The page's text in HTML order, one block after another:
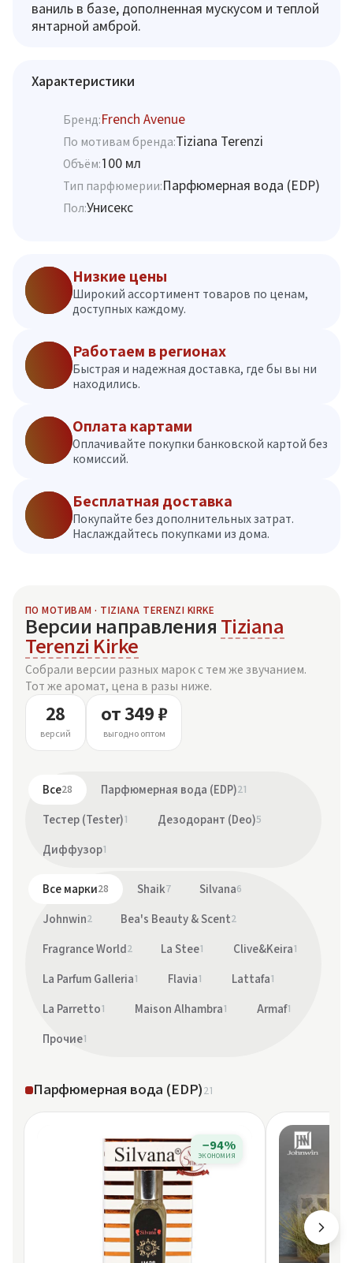
ваниль в базе, дополненная мускусом и теплой
янтарной амброй.
Характеристики
Бренд:French Avenue
По мотивам бренда:Tiziana Terenzi
Объём:100 мл
Тип парфюмерии:Парфюмерная вода (EDP)
Пол:Унисекс
Низкие цены
Широкий ассортимент товаров по ценам,
доступных каждому.
Работаем в регионах
Быстрая и надежная доставка, где бы вы ни
находились.
Оплата картами
Оплачивайте покупки банковской картой без
комиссий.
Бесплатная доставка
Покупайте без дополнительных затрат.
Наслаждайтесь покупками из дома.
ПО МОТИВАМ · TIZIANA TERENZI KIRKE
Версии направления Tiziana
Terenzi Kirke
Собрали версии разных марок с тем же звучанием.
Тот же аромат, цена в разы ниже.
28
версий
от 349 ₽
выгодно оптом
Все28 Парфюмерная вода (EDP)21
Тестер (Tester)1 Дезодорант (Deo)5
Диффузор1
Все марки28 Shaik7 Silvana6
Johnwin2 Bea's Beauty & Scent2
Fragrance World 2 La Stee1 Clive&Keira1
La Parfum Galleria1 Flavia1 Lattafa1
La Parretto1 Maison Alhambra1 Armaf1
Прочие1
Парфюмерная вода (EDP)21
−94%
экономия